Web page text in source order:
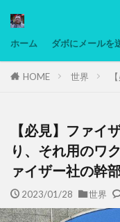
ホーム ダボにメールを
HOME 世界
【必見】ファイ
り、それ用のワ
ァイザー社の幹
2023/01/28 世界
タグ
マレーシア動画
低温調理・スロー
備忘録
動画